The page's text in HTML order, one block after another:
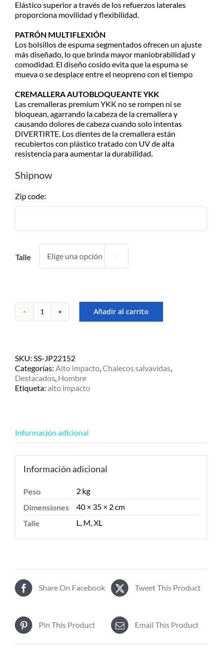
Consultá el costo con tu código
Despachamos dentro de las 24hs
de realizada la compra. Recibilo de
2 a 5 días.
cantidad
Elástico superior a través de los refuerzos laterales
proporciona movilidad y flexibilidad.
PATRÓN MULTIFLEXIÓN
Los bolsillos de espuma segmentados ofrecen un ajuste
más diseñado, lo que brinda mayor maniobrabilidad y
comodidad. El diseño cosido evita que la espuma se
mueva o se desplace entre el neopreno con el tiempo
CREMALLERA AUTOBLOQUEANTE YKK
Las cremalleras premium YKK no se rompen ni se
bloquean, agarrando la cabeza de la cremallera y
causando dolores de cabeza cuando solo intentas
DIVERTIRTE. Los dientes de la cremallera están
recubiertos con plástico tratado con UV de alta
resistencia para aumentar la durabilidad.
Shipnow
Zip code:
Talle 
Chaleco
JB
Oneill
cantidad
Añadir al carrito
SKU: SS-JP22152
Categorías: Alto impacto Chalecos salvavidas
Destacados Hombre
Etiqueta: alto impacto
Información adicional
Información adicional
Peso
2 kg
Dimensiones
40 × 35 × 2 cm
Talle
L, M, XL
Share On Facebook Tweet This Product
Pin This Product Email This Product